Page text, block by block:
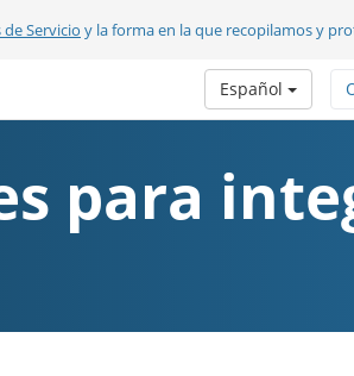
Servicio y la forma en la que recopilamos y
Español
para